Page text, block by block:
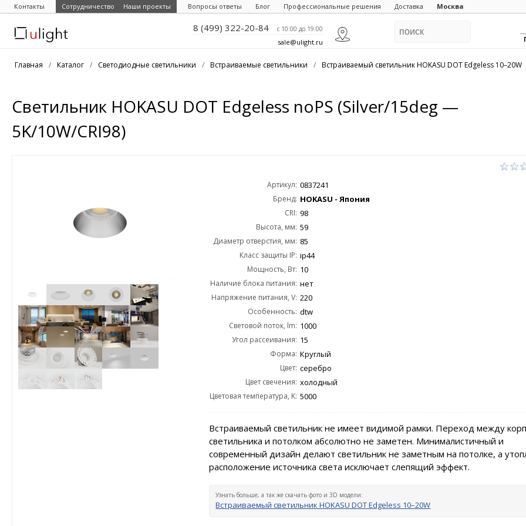
Контакты Сотрудничество Наши проекты Вопросы ответы Блог Профессиональные решения Доставка Москва
8 (499) 322-20-84 c 10:00 до 19:00
sale@ulight.ru
Главная / Каталог / Светодиодные светильники / Встраиваемые светильники / Встраиваемый светильник HOKASU DOT Edgeless 10–20W
Светильник HOKASU DOT Edgeless noPS (Silver/15deg —
5K/10W/CRI98)
Артикул: 0837241
Бренд: HOKASU - Япония
CRI: 98
Высота, мм: 59
Диаметр отверстия, мм: 85
Класс защиты IP: ip44
Мощность, Вт: 10
Наличие блока питания: нет
Напряжение питания, V: 220
Особенность: dtw
Световой поток, lm: 1000
Угол рассеивания: 15
Форма: Круглый
Цвет: серебро
Цвет свечения: холодный
Цветовая температура, K: 5000
Встраиваемый светильник не имеет видимой рамки. Переход между
светильника и потолком абсолютно не заметен. Минималистичный и
современный дизайн делают светильник не заметным на потолке, а
расположение источника света исключает слепящий эффект.
Узнать больше, а так же скачать фото и 3D модели:
Встраиваемый светильник HOKASU DOT Edgeless 10–20W